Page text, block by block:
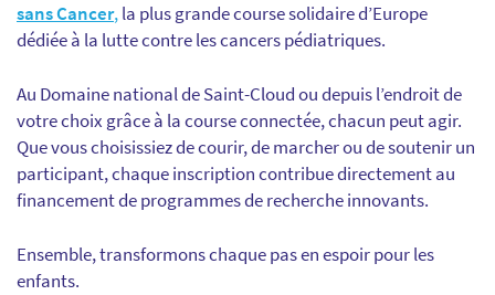
sans Cancer,la plus grande course solidaire d’Europe
dédiée à la lutte contre les cancers pédiatriques.
Au Domaine national de Saint-Cloud ou depuis l’endroit de
votre choix grâce à la course connectée, chacun peut agir.
Que vous choisissiez de courir, de marcher ou de soutenir un
participant, chaque inscription contribue directement au
financement de programmes de recherche innovants.
Ensemble, transformons chaque pas en espoir pour les
enfants.